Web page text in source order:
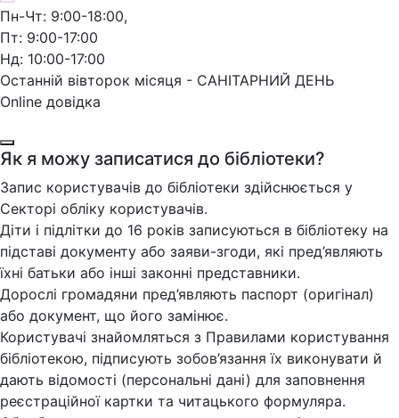
Пн-Чт: 9:00-18:00,
Пт: 9:00-17:00
Нд: 10:00-17:00
Останній вівторок місяця - САНІТАРНИЙ ДЕНЬ
Online довідка
Як я можу записатися до бібліотеки?
Запис користувачів до бібліотеки здійснюється у
Секторі обліку користувачів.
Діти і підлітки до 16 років записуються в бібліотеку на
підставі документу або заяви-згоди, які пред’являють
їхні батьки або інші законні представники.
Дорослі громадяни пред’являють паспорт (оригінал)
або документ, що його замінює.
Користувачі знайомляться з Правилами користування
бібліотекою, підписують зобов’язання їх виконувати й
дають відомості (персональні дані) для заповнення
реєстраційної картки та читацького формуляра.